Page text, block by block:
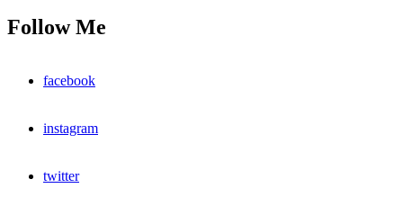
Follow Me
facebook
instagram
twitter